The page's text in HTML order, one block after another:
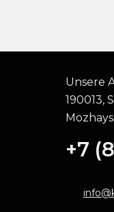
Unsere
190013,
+7